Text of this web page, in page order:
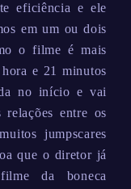
eficiência e ele
em um ou dois
o filme é mais
e 21 minutos
no início e vai
relações entre os
jumpscares
que o diretor já
da boneca